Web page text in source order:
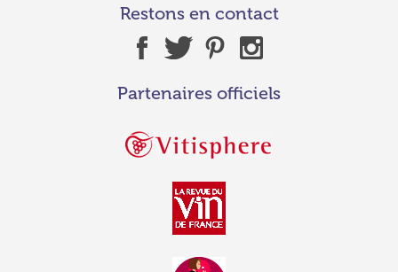
Restons en contact
Partenaires officiels